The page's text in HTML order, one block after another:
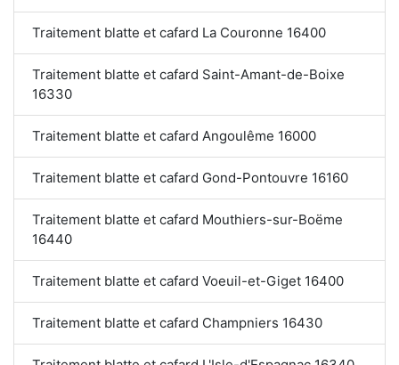
Traitement blatte et cafard La Couronne 16400
Traitement blatte et cafard Saint-Amant-de-Boixe
16330
Traitement blatte et cafard Angoulême 16000
Traitement blatte et cafard Gond-Pontouvre 16160
Traitement blatte et cafard Mouthiers-sur-Boëme
16440
Traitement blatte et cafard Voeuil-et-Giget 16400
Traitement blatte et cafard Champniers 16430